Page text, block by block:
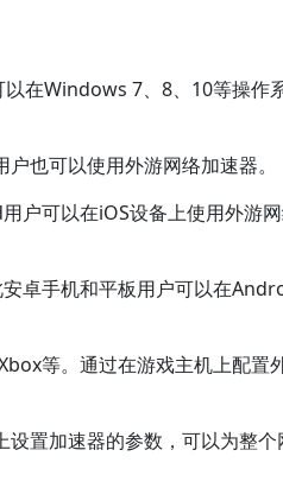
在Windows 7、8、10等操作
也可以使用外游网络加速器。
户可以在iOS设备上使用外游
卓手机和平板用户可以在
等。通过在游戏主机上配置
置加速器的参数，可以为整个